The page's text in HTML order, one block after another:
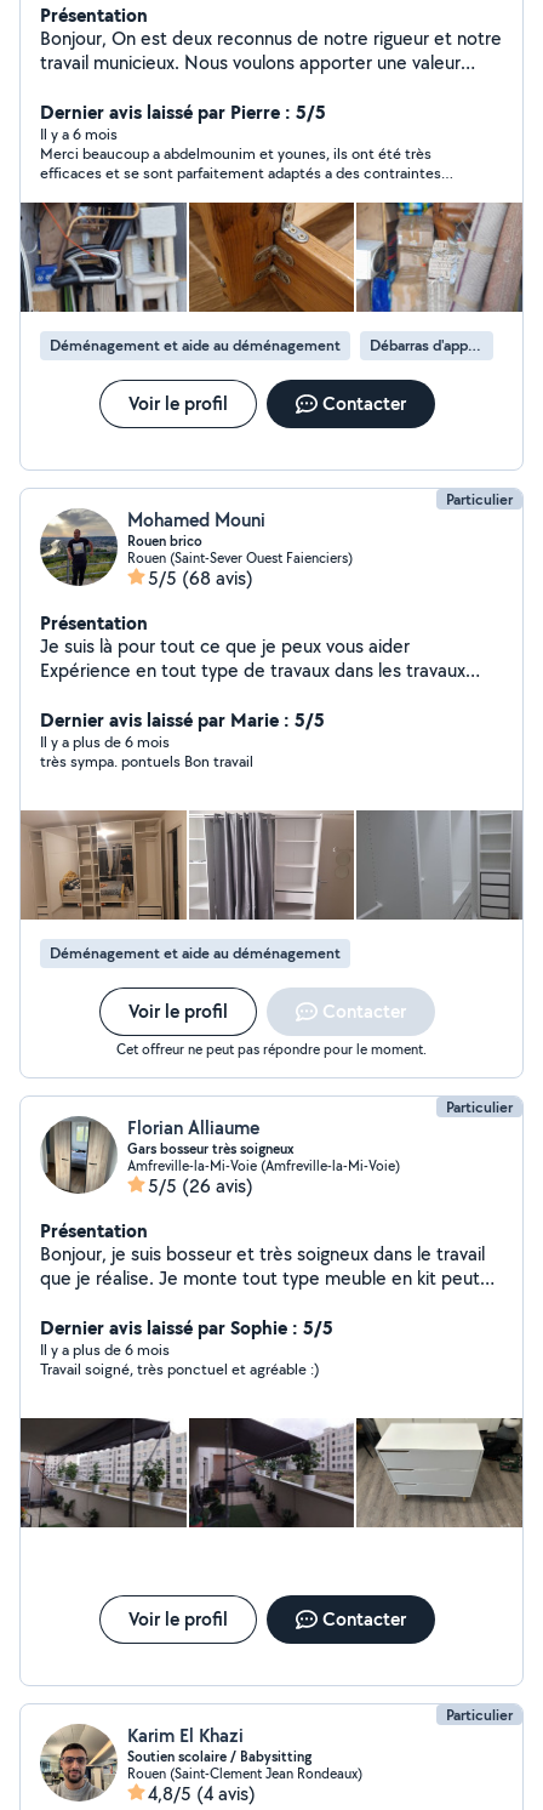
Présentation
Bonjour, On est deux reconnus de notre rigueur et notre
travail municieux. Nous voulons apporter une valeur
domaines. Une bonne expérience dans le
déménagement, Nous aimons faciliter la vie aux autres
et la satisfaction de nos clients est notre priorité. Merci
de votre visite et de votre confiance.
Dernier avis laissé par Pierre : 5/5
Il y a 6 mois
Merci beaucoup a abdelmounim et younes, ils ont été très
efficaces et se sont parfaitement adaptés a des contraintes
recommande les yeux fermés.
Déménagement et aide au déménagement Débarras d'appartement
Voir le profil Contacter
Particulier
Mohamed Mouni
Rouen brico
Rouen (Saint-Sever Ouest Faienciers)
5/5 (68 avis)
Présentation
Je suis là pour tout ce que je peux vous aider
Expérience en tout type de travaux dans les travaux
plomberie, installation tv au mur Travaux d'intérieur Aide
au déménagement. Jardinage, tailler et diminution les
haies. Veuillez me contacter.
Dernier avis laissé par Marie : 5/5
Il y a plus de 6 mois
très sympa. pontuels Bon travail
Déménagement et aide au déménagement
Voir le profil Contacter
Cet offreur ne peut pas répondre pour le moment.
Particulier
Florian Alliaume
Gars bosseur très soigneux
Amfreville-la-Mi-Voie (Amfreville-la-Mi-Voie)
5/5 (26 avis)
Présentation
Bonjour, je suis bosseur et très soigneux dans le travail
que je réalise. Je monte tout type meuble en kit peut
demande.
Dernier avis laissé par Sophie : 5/5
Il y a plus de 6 mois
Travail soigné, très ponctuel et agréable :)
Voir le profil Contacter
Particulier
Karim El Khazi
Soutien scolaire / Babysitting
Rouen (Saint-Clement Jean Rondeaux)
4,8/5 (4 avis)